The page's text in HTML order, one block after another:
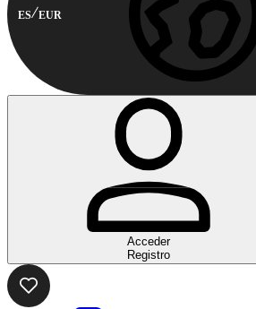
ES EUR
Acceder
Registro